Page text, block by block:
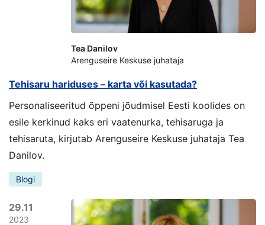
Tehisaru hariduses – karta või kasutada?
Personaliseeritud õppeni jõudmisel Eesti koolides on
esile kerkinud kaks eri vaatenurka, tehisaruga ja
tehisaruta, kirjutab Arenguseire Keskuse juhataja Tea
Danilov.
Blogi
Tea Danilov
Arenguseire Keskuse juhataja
29.11
2023